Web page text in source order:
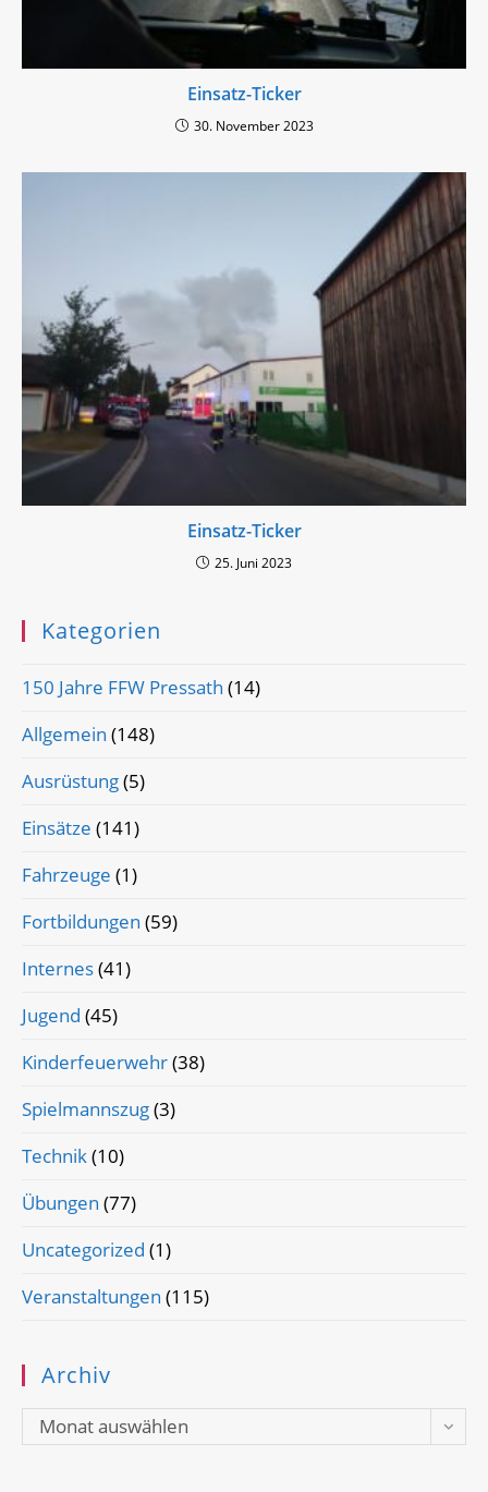
Einsatz-Ticker
30. November 2023
Einsatz-Ticker
25. Juni 2023
Kategorien
150 Jahre FFW Pressath (14)
Allgemein (148)
Ausrüstung(5)
Einsätze (141)
Fahrzeuge (1)
Fortbildungen (59)
Internes(41)
Jugend (45)
Kinderfeuerwehr(38)
Spielmannszug(3)
Technik(10)
Übungen (77)
Uncategorized (1)
Veranstaltungen (115)
Archiv
Archiv
Monat auswählen